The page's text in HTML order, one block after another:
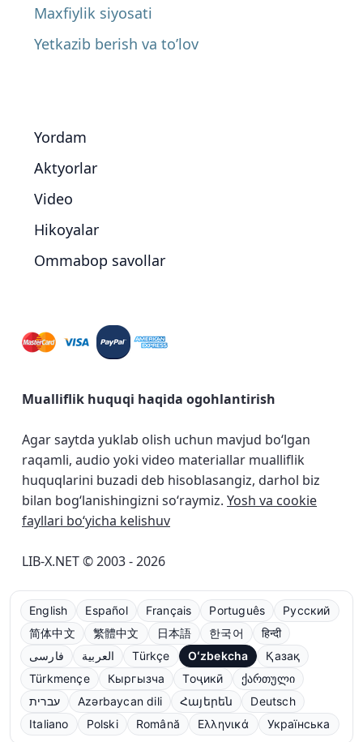
Maxfiylik siyosati
Yetkazib berish va to’lov
Yordam
Aktyorlar
Video
Hikoyalar
Ommabop savollar
Mualliflik huquqi haqida ogohlantirish
Agar saytda yuklab olish uchun mavjud bo‘lgan
raqamli, audio yoki video materiallar mualliflik
huquqlarini buzadi deb hisoblasangiz, darhol biz
bilan bog‘lanishingizni so‘raymiz. Yosh va cookie
fayllari bo‘yicha kelishuv
LIB-X.NET © 2003 - 2026
English Español Français Português
Русский
简体中文
繁體中文 日本語 한국어
हिन्दी
فارسی
العربية Türkçe Oʻzbekcha
Қазақ
Türkmençe
Кыргызча Тоҷикӣ
ქართული
עברית
Azərbaycan dili Հայերեն
Deutsch
Italiano
Polski Română Ελληνικά Українська